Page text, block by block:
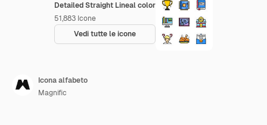
Detailed Straight Lineal color
51,883 Icone
Vedi tutte le icone
Icona alfabeto
Magnific